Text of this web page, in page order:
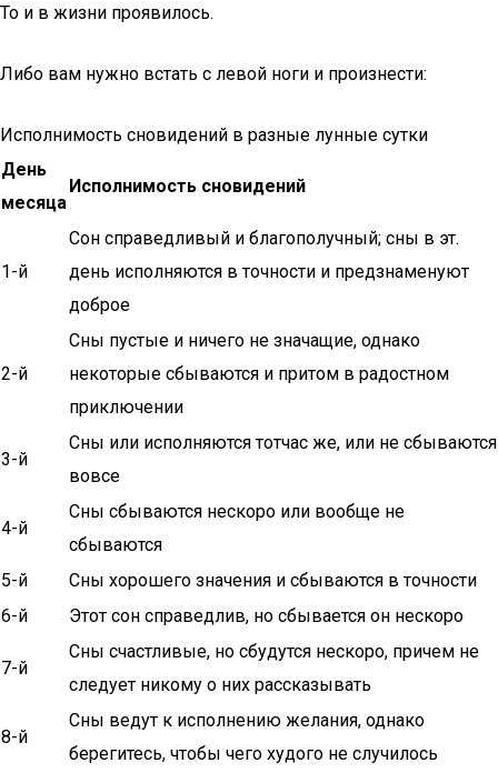
То и в жизни проявилось.
Либо вам нужно встать с левой ноги и произнести:
Исполнимость сновидений в разные лунные сутки
День
месяца
Исполнимость сновидений
1-й
Сон справедливый и благополучный; сны в эт.
день исполняются в точности и предзнаменуют
доброе
2-й
Сны пустые и ничего не значащие, однако
некоторые сбываются и притом в радостном
приключении
3-й
Сны или исполняются тотчас же, или не сбываются
вовсе
4-й
Сны сбываются нескоро или вообще не
сбываются
5-й
Сны хорошего значения и сбываются в точности
6-й
Этот сон справедлив, но сбывается он нескоро
7-й
Сны счастливые, но сбудутся нескоро, причем не
следует никому о них рассказывать
8-й
Сны ведут к исполнению желания, однако
берегитесь, чтобы чего худого не случилось